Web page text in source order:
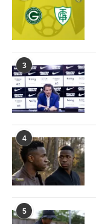
3
4
5